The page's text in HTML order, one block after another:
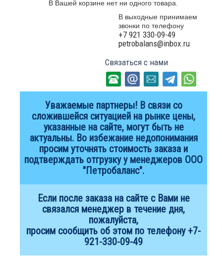
В Вашей корзине нет ни одного товара.
В выходные принимаем
звонки по телефону
+7 921 330-09-49
petrobalans@inbox.ru
Связаться с нами
Уважаемые партнеры! В связи со
сложившейся ситуацией на рынке цены,
указанные на сайте, могут быть не
актуальны. Во избежание недопонимания
просим уточнять стоимость заказа и
подтверждать отгрузку у менеджеров ООО
"Петробаланс".
Если после заказа на сайте с Вами не
связался менеджер в течение дня,
пожалуйста,
просим сообщить об этом по телефону +7-
921-330-09-49